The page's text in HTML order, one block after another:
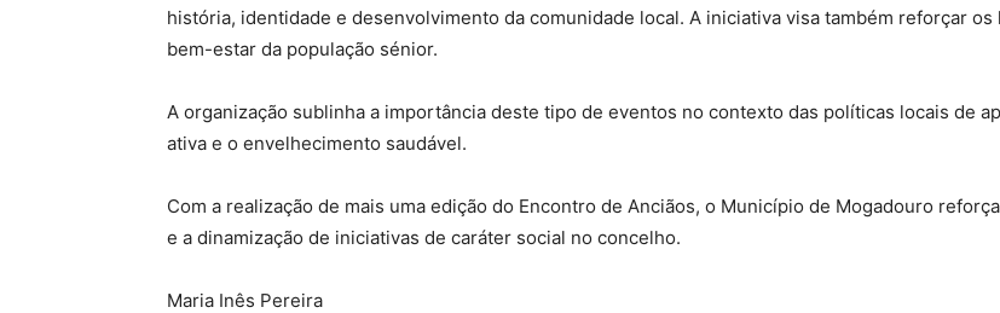
história, identidade e desenvolvimento da comunidade local. A iniciativa visa também reforçar
bem-estar da população sénior.
A organização sublinha a importância deste tipo de eventos no contexto das políticas locais de
ativa e o envelhecimento saudável.
Com a realização de mais uma edição do Encontro de Anciãos, o Município de Mogadouro
e a dinamização de iniciativas de caráter social no concelho.
Maria Inês Pereira